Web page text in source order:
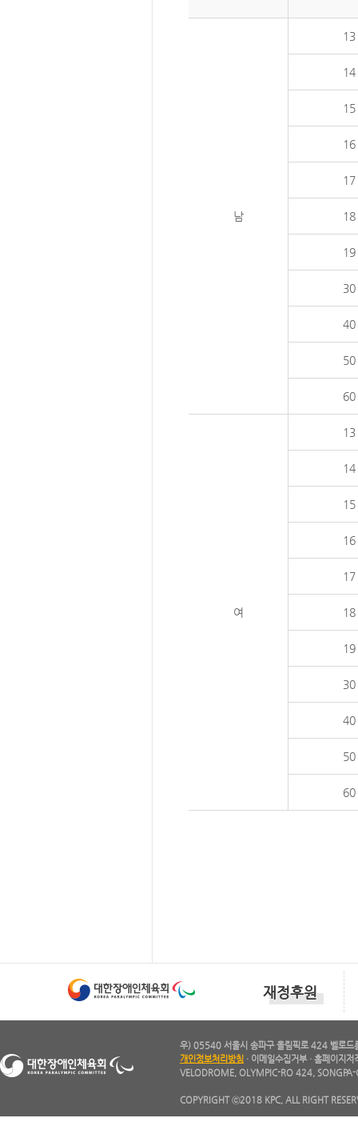
남
13
14
15
16
17
18
19
30
40
50
60
여
13
14
15
16
17
18
19
30
40
50
60
재정후원
우) 05540 서울시 송파구 올림픽로 424 벨
개인정보처리방침 · 이메일수집거부· 홈페이지저
VELODROME, OLYMPIC-RO 424,
COPYRIGHT ⓒ2018 KPC, ALL RIGHT